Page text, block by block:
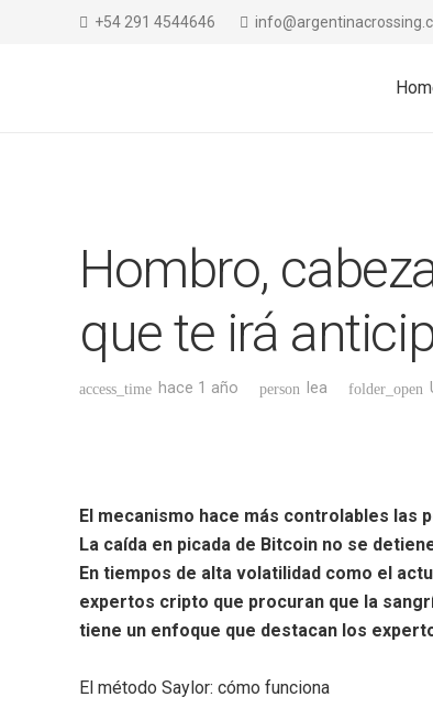
+54 291 4544646
Hombro,
que te irá
access_time hace 1 año person lea folder_open
El mecanismo hace más controlables las
La caída en picada de Bitcoin no se
En tiempos de alta volatilidad como el
expertos cripto que procuran que la
tiene un enfoque que destacan los
El método Saylor: cómo funciona